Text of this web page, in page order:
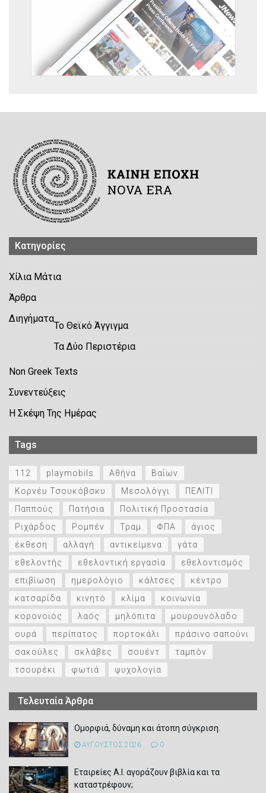
Kατηγορίες
Χίλια Μάτια
Άρθρα
Διηγήματα
Το Θεϊκό Άγγιγμα
Τα Δύο Περιστέρια
Non Greek Texts
Συνεντεύξεις
Η Σκέψη Της Ημέρας
Tags
112 playmobils Αθήνα
Βαΐων
Κορνέυ Τσουκόβσκυ
Μεσολόγγι
ΠΕΛΙΤΙ
Παππούς
Πατήσια
Πολιτική Προστασία
Ριχάρδος
Ρομπέν Τραμ ΦΠΑ
άγιος
έκθεση
αλλαγή αντικείμενα
γάτα
εθελοντής
εθελοντική εργασία
εθελοντισμός
επιβίωση
ημερολόγιο κάλτσες
κέντρο
κατσαρίδα
κινητό κλίμα
κοινωνία
κορονοϊός
λαός μηλόπιτα
μουρουνόλαδο
ουρά
περίπατος πορτοκάλι
πράσινο σαπούνι
σακούλες
σκλάβες σουέντ
ταμπόν
τσουρέκι
φωτιά ψυχολογία
Τελευταία Άρθρα
Ομορφιά, δύναμη και άτοπη σύγκριση.
ΑΥΓΟΥΣΤΟΣ 2026 0
Εταιρείες Α.Ι. αγοράζουν βιβλία και τα
καταστρέφουν;